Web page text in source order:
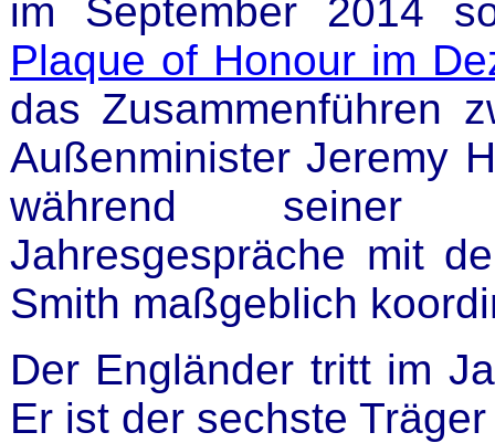
im September 2014
Plaque of Honour im
das Zusammenführen
Außenminister Jeremy
während seiner
Jahresgespräche mit
Smith maßgeblich
Der Engländer tritt im
Er ist der sechste